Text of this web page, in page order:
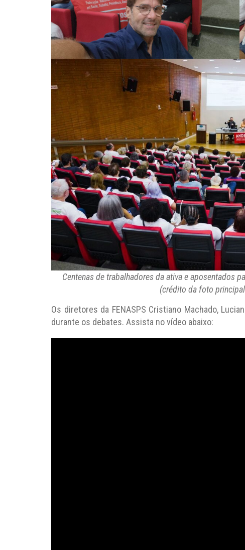
Centenas de trabalhadores da ativa e aposentados
(crédito da foto
Os diretores da FENASPS Cristiano Machado,
durante os debates. Assista no vídeo abaixo: